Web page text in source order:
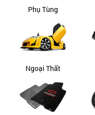
Phụ Tùng
Ngoại Thất